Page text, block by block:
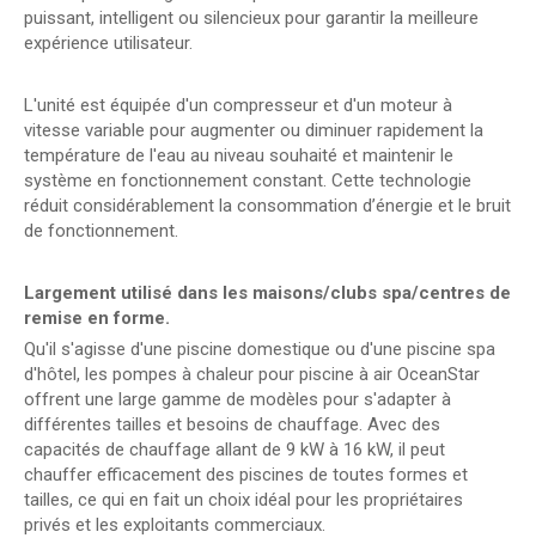
puissant, intelligent ou silencieux pour garantir la meilleure
expérience utilisateur.
L'unité est équipée d'un compresseur et d'un moteur à
vitesse variable pour augmenter ou diminuer rapidement la
température de l'eau au niveau souhaité et maintenir le
système en fonctionnement constant. Cette technologie
réduit considérablement la consommation d’énergie et le bruit
de fonctionnement.
Largement utilisé dans les maisons/clubs spa/centres de
remise en forme.
Qu'il s'agisse d'une piscine domestique ou d'une piscine spa
d'hôtel, les pompes à chaleur pour piscine à air OceanStar
offrent une large gamme de modèles pour s'adapter à
différentes tailles et besoins de chauffage. Avec des
capacités de chauffage allant de 9 kW à 16 kW, il peut
chauffer efficacement des piscines de toutes formes et
tailles, ce qui en fait un choix idéal pour les propriétaires
privés et les exploitants commerciaux.